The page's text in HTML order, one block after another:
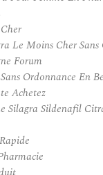
Le Moins Cher Sans
Forum
Ordonnance En
Achetez
Silagra Sildenafil